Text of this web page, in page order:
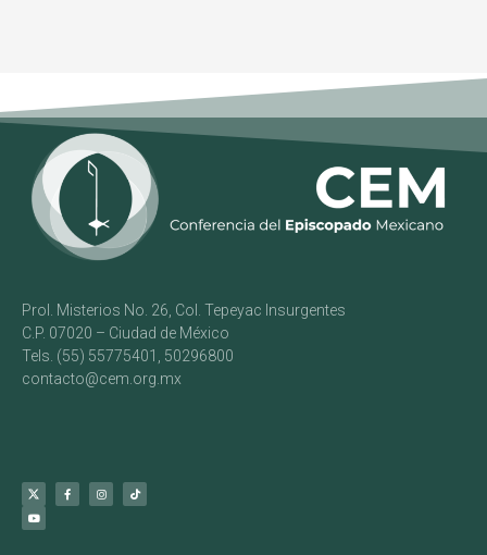
Prol. Misterios No. 26, Col. Tepeyac Insurgentes
C.P. 07020 – Ciudad de México
Tels. (55) 55775401, 50296800
contacto@cem.org.mx